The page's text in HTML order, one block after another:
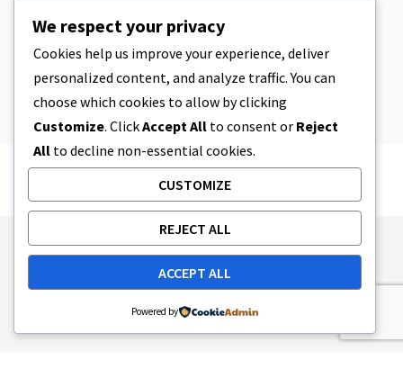
CBD EDIBLES
CBD-Plätzchenteig & unglaublich
einfache CBD-Esswaren, die Sie zu
Hause herstellen können
4 MINUTEN LESEZEIT
Publishing Principles
Ethics Policy
Corrections Policy
Feedback Policy
Ownership & Funding
Tag map
We respect your privacy
Cookies help us improve your experience, deliver
personalized content, and analyze traffic. You can
choose which cookies to allow by clicking
Customize. ClickAccept All to consent or Reject
All to decline non-essential cookies.
CUSTOMIZE
REJECT ALL
ACCEPT ALL
Powered by